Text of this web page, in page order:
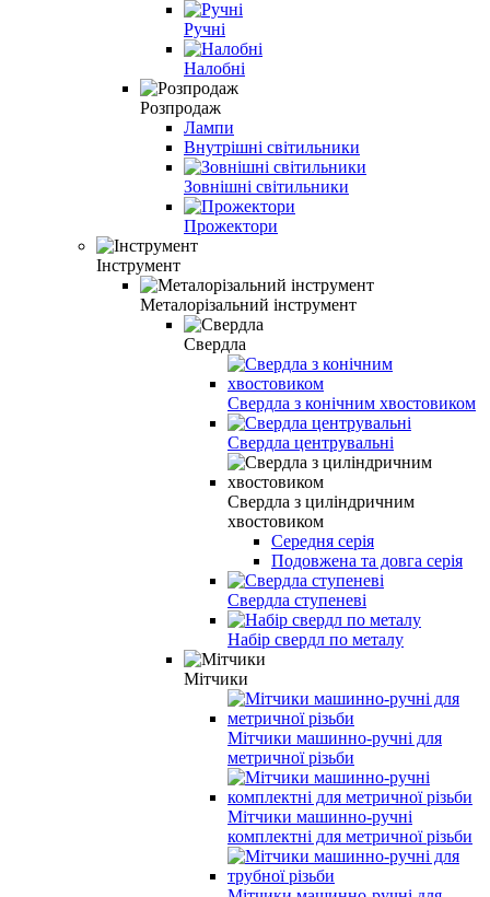
Ручні
Налобні
Розпродаж
Лампи
Внутрішні світильники
Зовнішні світильники
Прожектори
Інструмент
Металорізальний інструмент
Свердла
Свердла з конічним хвостовиком
Свердла центрувальні
Свердла з циліндричним
хвостовиком
Середня серія
Подовжена та довга серія
Свердла ступеневі
Набір свердл по металу
Мітчики
Мітчики машинно-ручні для
метричної різьби
Мітчики машинно-ручні
комплектні для метричної різьби